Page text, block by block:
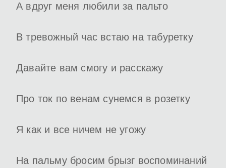
А вдруг меня любили за пальто
В тревожный час встаю на табуретку
Давайте вам смогу и расскажу
Про ток по венам сунемся в розетку
Я как и все ничем не угожу
На пальму бросим брызг воспоминаний